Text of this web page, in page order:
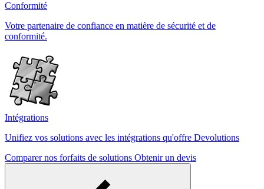
Conformité
Votre partenaire de confiance en matière de sécurité et de
conformité.
Intégrations
Unifiez vos solutions avec les intégrations qu'offre Devolutions
Comparer nos forfaits de solutions Obtenir un devis